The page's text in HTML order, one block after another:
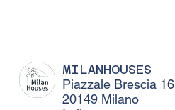
MILANHOUSES
Piazzale Brescia 16
20149 Milano